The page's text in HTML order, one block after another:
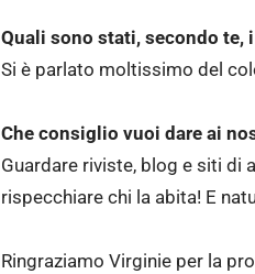
Quali sono stati, secondo te,
Si è parlato moltissimo del
Che consiglio vuoi dare ai
Guardare riviste, blog e siti di
rispecchiare chi la abita! E
Ringraziamo Virginie per la